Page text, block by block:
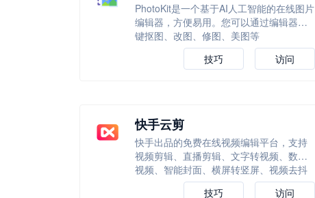
PhotoKit是一个基于AI人工智能的在线图片
编辑器，方便易用。您可以通过编辑器一
键抠图、改图、修图、美图等
访问
技巧
快手云剪
快手出品的免费在线视频编辑平台，支持
视频剪辑、直播剪辑、文字转视频、数据
视频、智能封面、横屏转竖屏、视频去抖
访问
技巧